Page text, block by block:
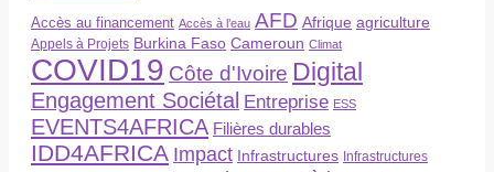
Accès au financement Accès à l’eau AFD Afrique agriculture
Appels à Projets Burkina Faso Cameroun Climat
COVID19 Côte d'Ivoire Digital
Engagement Sociétal Entreprise ESS
EVENTS4AFRICA Filières durables
IDD4AFRICA Impact Infrastructures Infrastructures